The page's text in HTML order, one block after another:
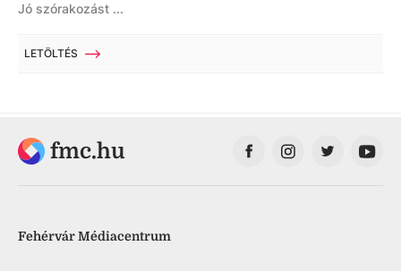
Jó szórakozást ...
LETÖLTÉS
fmc.hu
Fehérvár Médiacentrum